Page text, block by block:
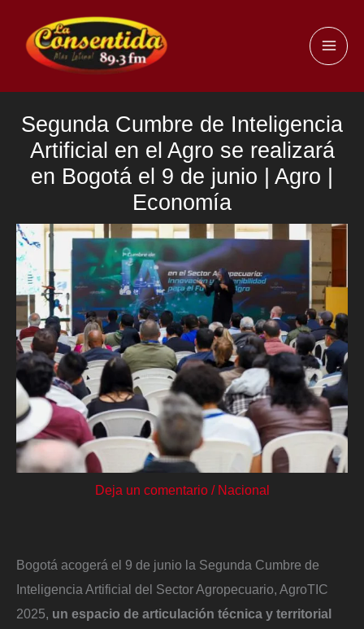
contenido
Segunda Cumbre de Inteligencia
Artificial en el Agro se realizará
en Bogotá el 9 de junio | Agro |
Economía
Deja un comentario / Nacional
Bogotá acogerá el 9 de junio la Segunda Cumbre de
Inteligencia Artificial del Sector Agropecuario, AgroTIC
2025, un espacio de articulación técnica y territorial